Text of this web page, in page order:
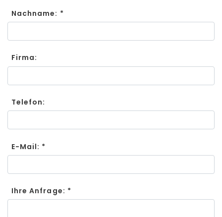
Nachname: *
Firma:
Telefon:
E-Mail: *
Ihre Anfrage: *